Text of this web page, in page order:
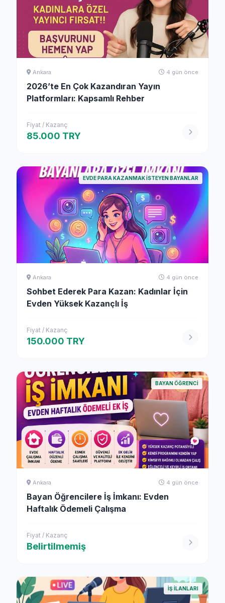
Ankara 4 gün önce
2026’te En Çok Kazandıran Yayın
Platformları: Kapsamlı Rehber
Fiyat / Kazanç
85.000 TRY
EVDE PARA KAZANMAK İSTEYEN BAYANLAR
Ankara 4 gün önce
Sohbet Ederek Para Kazan: Kadınlar İçin
Evden Yüksek Kazançlı İş
Fiyat / Kazanç
150.000 TRY
BAYAN ÖĞRENCI
Ankara 4 gün önce
Bayan Öğrencilere İş İmkanı: Evden
Haftalık Ödemeli Çalışma
Fiyat / Kazanç
Belirtilmemiş
İŞ İLANLARI